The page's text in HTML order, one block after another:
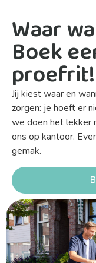
Waar
Boek
proefrit!
Jij kiest waar en
zorgen: je hoeft er
we doen het lekker
ons op kantoor.
gemak.